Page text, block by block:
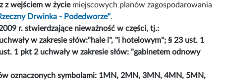
z wejściem w życiemiejscowych planów zagospodarowania
Drwinka - Podedworze".
r. stwierdzające nieważność w części, tj.:
w zakresie słów:"hale i", "i hotelowym"; § 23 ust. 1
1 pkt 2 uchwały w zakresie słów: "gabinetem odnowy
oznaczonych symbolami: 1MN, 2MN, 3MN, 4MN, 5MN,